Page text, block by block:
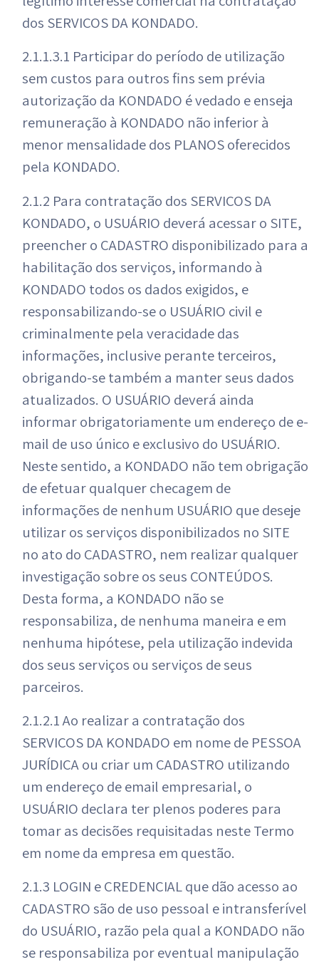
dos SERVIÇOS DA KONDADO.
2.1.1.3.1 Participar do período de utilização
sem custos para outros fins sem prévia
autorização da KONDADO é vedado e enseja
remuneração à KONDADO não inferior à
menor mensalidade dos PLANOS oferecidos
pela KONDADO.
2.1.2 Para contratação dos SERVIÇOS DA
KONDADO, o USUÁRIO deverá acessar o SITE,
preencher o CADASTRO disponibilizado para a
habilitação dos serviços, informando à
KONDADO todos os dados exigidos, e
responsabilizando-se o USUÁRIO civil e
criminalmente pela veracidade das
informações, inclusive perante terceiros,
obrigando-se também a manter seus dados
atualizados. O USUÁRIO deverá ainda
informar obrigatoriamente um endereço de e-
mail de uso único e exclusivo do USUÁRIO.
Neste sentido, a KONDADO não tem obrigação
de efetuar qualquer checagem de
informações de nenhum USUÁRIO que deseje
utilizar os serviços disponibilizados no SITE
no ato do CADASTRO, nem realizar qualquer
investigação sobre os seus CONTEÚDOS.
Desta forma, a KONDADO não se
responsabiliza, de nenhuma maneira e em
nenhuma hipótese, pela utilização indevida
dos seus serviços ou serviços de seus
parceiros.
2.1.2.1 Ao realizar a contratação dos
SERVIÇOS DA KONDADO em nome de PESSOA
JURÍDICA ou criar um CADASTRO utilizando
um endereço de email empresarial, o
USUÁRIO declara ter plenos poderes para
tomar as decisões requisitadas neste Termo
em nome da empresa em questão.
2.1.3 LOGIN e CREDENCIAL que dão acesso ao
CADASTRO são de uso pessoal e intransferível
do USUÁRIO, razão pela qual a KONDADO não
se responsabiliza por eventual manipulação